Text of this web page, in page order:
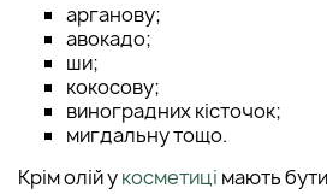
арганову;
авокадо;
ши;
кокосову;
виноградних кісточок;
мигдальну тощо.
Крім олій укосметиці мають